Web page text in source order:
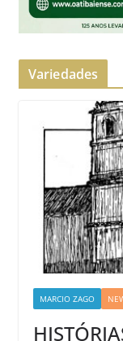
Variedades
MARCIO ZAGO